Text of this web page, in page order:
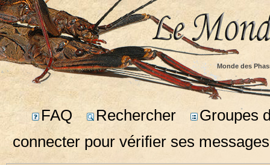
Monde des
FAQ Rechercher
Groupes
connecter pour vérifier ses